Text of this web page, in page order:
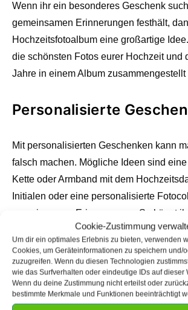
Cookie-Zustimmung
Um dir ein optimales Erlebnis zu bieten, verwenden
Cookies, um Geräteinformationen zu speichern und/
zuzugreifen. Wenn du diesen Technologien
wie das Surfverhalten oder eindeutige IDs auf dieser
Wenn du deine Zustimmung nicht erteilst oder
bestimmte Merkmale und Funktionen beeinträchtigt
Wenn ihr ein besonderes Geschenk
gemeinsamen Erinnerungen festhält,
Hochzeitsfotoalbum eine großartige
die schönsten Fotos eurer Hochzeit und
Jahre in einem Album zusammengestellt
Personalisierte
Mit personalisierten Geschenken kann
falsch machen. Mögliche Ideen sind
Kette oder Armband mit dem
Initialen oder eine personalisierte
gemeinsamen Erinnerungen. So könnt
gemeinsam an die schönen Momente
>Tipp:Das günstigste und
und bleibt romantische Worte. Schreibe
mit unsererLiebeszitaten.